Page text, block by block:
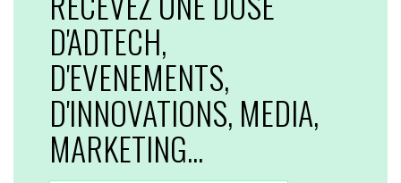
D'ADTECH,
D'EVENEMENTS,
D'INNOVATIONS, MEDIA,
MARKETING...